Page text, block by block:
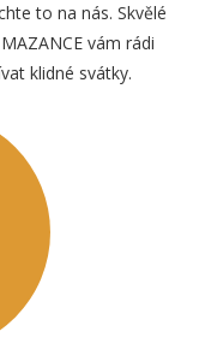
to na nás. Skvělé
vám rádi
klidné svátky.